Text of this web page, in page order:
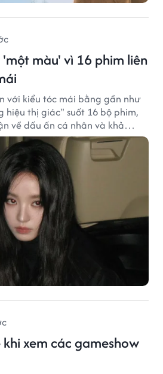
màu' vì 16 phim liên
với kiểu tóc mái bằng gần như
thị giác" suốt 16 bộ phim,
về dấu ấn cá nhân và khả
ảnh.
xem các gameshow